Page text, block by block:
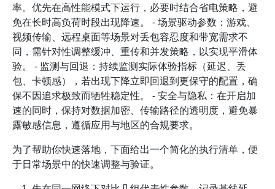
率。优先在高性能模式下运行，必要时结合省电策略，避
免在长时高负荷时段出现降速。 - 场景驱动参数：游戏、
视频传输、远程桌面等场景对丢包容忍度和带宽需求不
同，需针对性调整缓冲、重传和并发策略，以实现平滑体
验。 - 监测与回退：持续监测实际体验指标（延迟、丢
包、卡顿感），若出现下降立即回退到更保守的配置，确
保不因追求极致而牺牲稳定性。 - 安全与隐私：在开启加
速的同时，保持对数据加密、传输路径的透明度，避免暴
露敏感信息，遵循应用与地区的合规要求。
为了帮助你快速落地，下面给出一个简化的执行清单，便
于日常场景中的快速调整与验证。